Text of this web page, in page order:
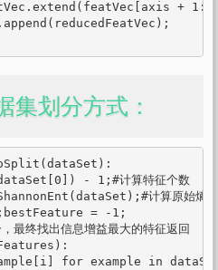
+
集划分方式：
- 1;#计算特征个数
计算原始熵
= -1;
最终找出信息增益最大的特征返回
for example in